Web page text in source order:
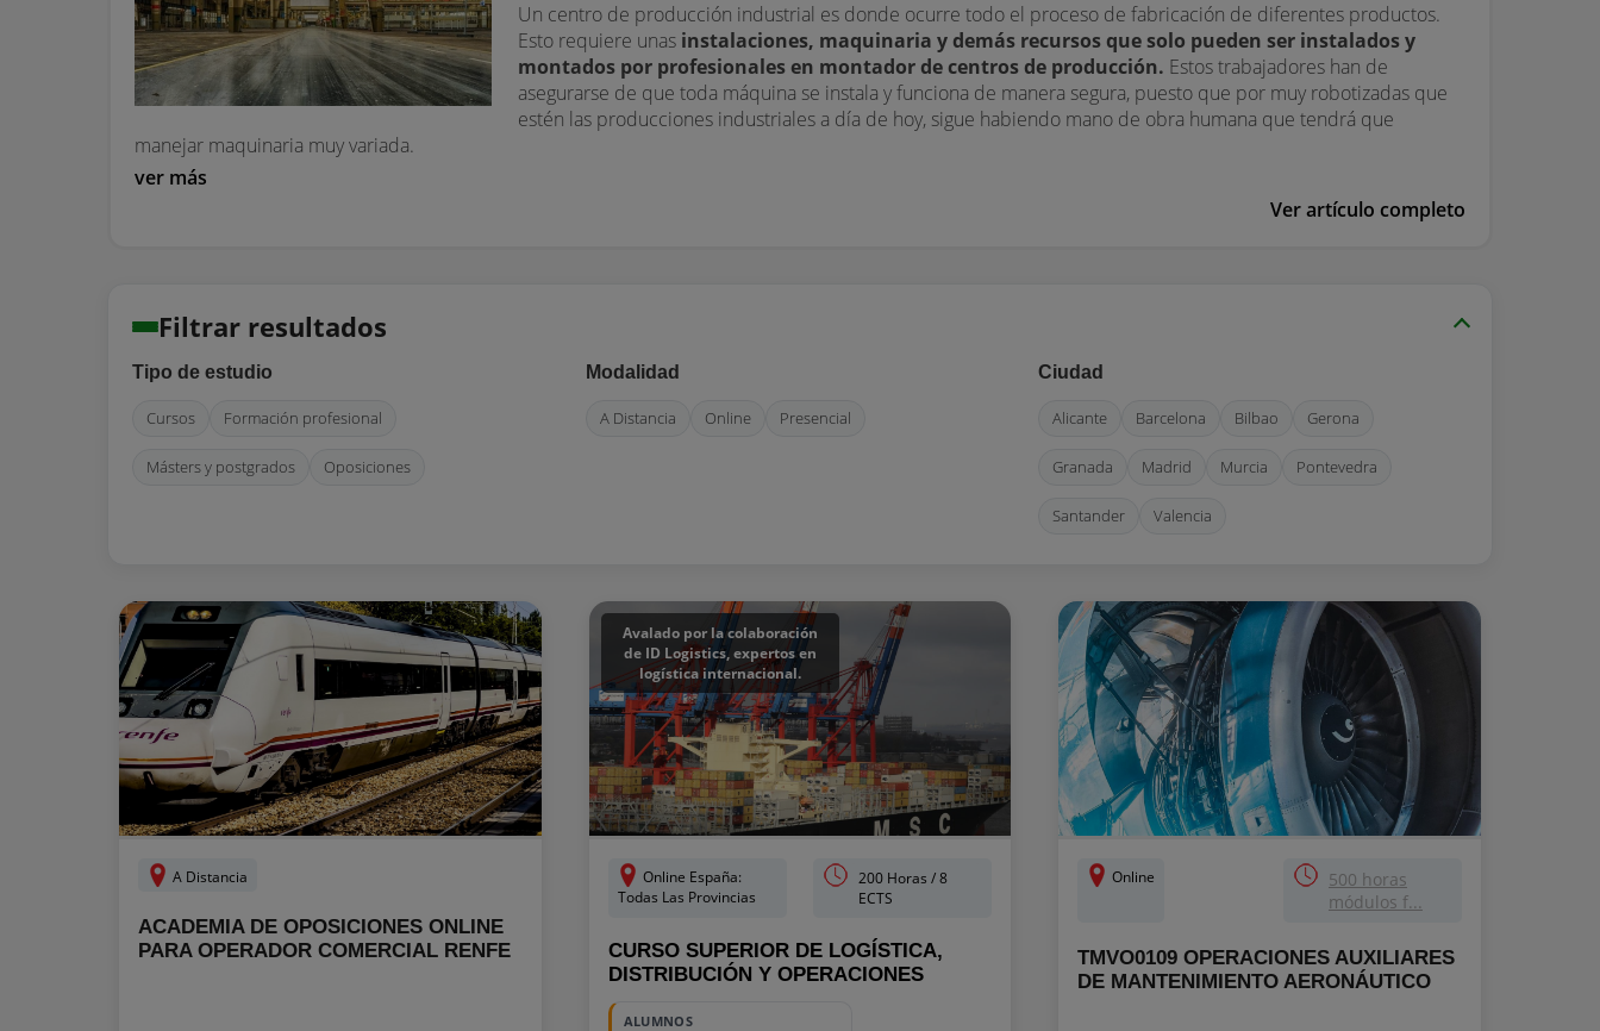
Un centro de producción industrial es donde ocurre todo el proceso de fabricación de diferentes productos.
Esto requiere unas instalaciones, maquinaria y demás recursos que solo pueden ser instalados y
montados por profesionales en montador de centros de producción. Estos trabajadores han de
asegurarse de que toda máquina se instala y funciona de manera segura, puesto que por muy robotizadas que
estén las producciones industriales a día de hoy, sigue habiendo mano de obra humana que tendrá que
manejar maquinaria muy variada.
ver más
Ver artículo completo
Filtrar resultados
Tipo de estudio
Cursos Formación profesional
Másters y postgrados Oposiciones
Modalidad
A Distancia Online Presencial
Ciudad
Alicante Barcelona Bilbao Gerona
Granada Madrid Murcia Pontevedra
Santander Valencia
A Distancia
ACADEMIA DE OPOSICIONES ONLINE
PARA OPERADOR COMERCIAL RENFE
Avalado por la colaboración
de ID Logistics, expertos en
logística internacional.
Online España:
Todas Las Provincias
200 Horas / 8
ECTS
CURSO SUPERIOR DE LOGÍSTICA,
DISTRIBUCIÓN Y OPERACIONES
ALUMNOS
Online
500 horas
módulos f...
TMVO0109 OPERACIONES AUXILIARES
DE MANTENIMIENTO AERONÁUTICO